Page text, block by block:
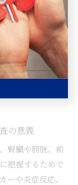
な点は事前に問
ぜ必要な
の意義
腎臓や膀胱、前
把握するためで
ーや炎症反応、